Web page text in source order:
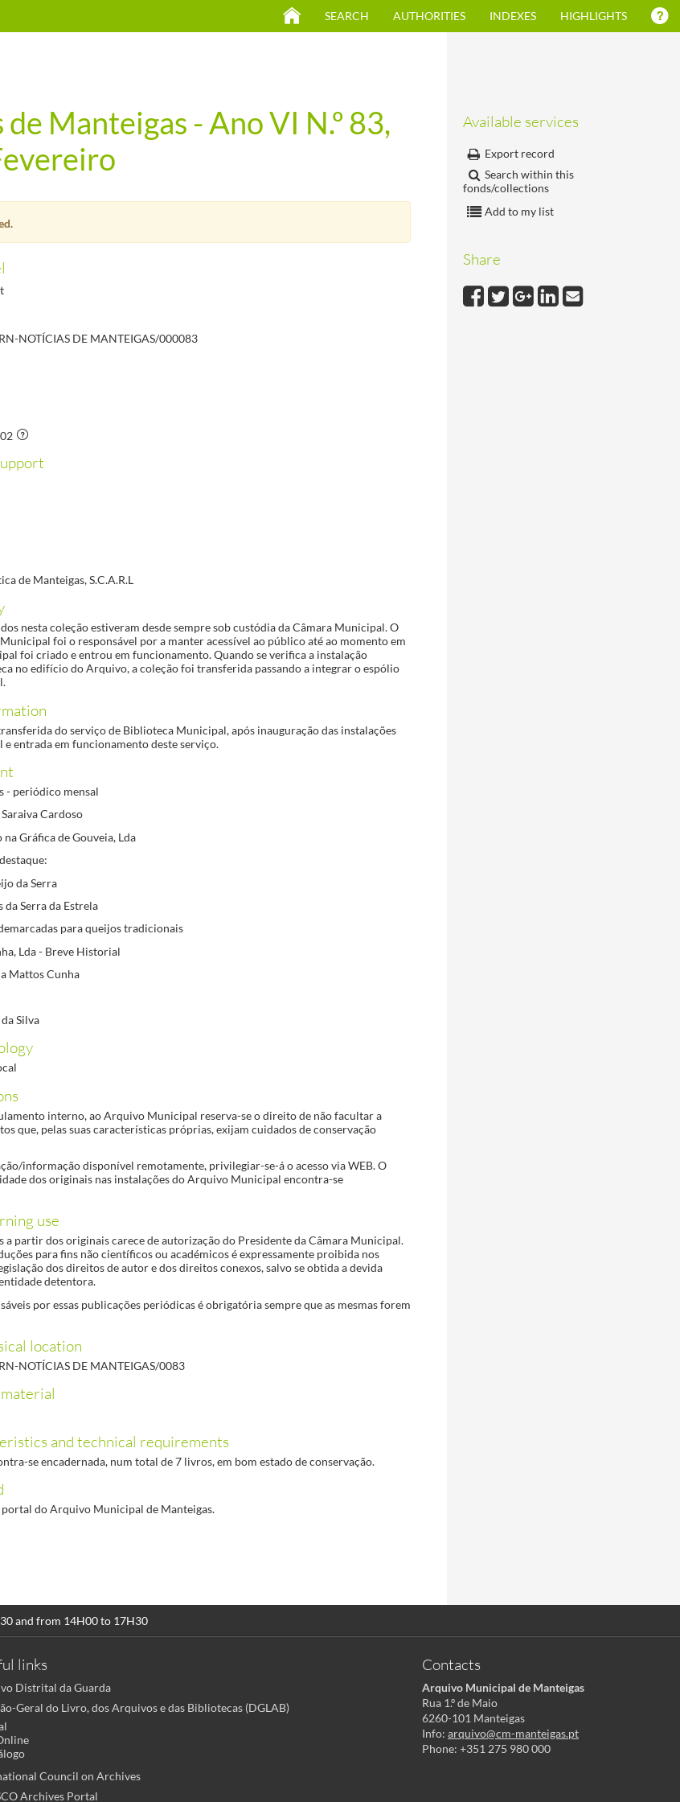
SEARCH AUTHORITIES INDEXES HIGHLIGHTS
Available services
Export record
Search within this
fonds/collections
Add to my list
Share
Manteigas - Ano VI N.º 83,
NOTÍCIAS DE MANTEIGAS/000083
de Manteigas, S.C.A.R.L
nesta coleção estiveram desde sempre sob custódia da Câmara Municipal. O
foi o responsável por a manter acessível ao público até ao momento em
foi criado e entrou em funcionamento. Quando se verifica a instalação
no edifício do Arquivo, a coleção foi transferida passando a integrar o espólio
do serviço de Biblioteca Municipal, após inauguração das instalações
entrada em funcionamento deste serviço.
- periódico mensal
Cardoso
Gráfica de Gouveia, Lda
da Serra
da Serra da Estrela
para queijos tradicionais
Lda - Breve Historial
Mattos Cunha
Silva
interno, ao Arquivo Municipal reserva-se o direito de não facultar a
que, pelas suas características próprias, exijam cuidados de conservação
informação disponível remotamente, privilegiar-se-á o acesso via WEB. O
dos originais nas instalações do Arquivo Municipal encontra-se
use
a partir dos originais carece de autorização do Presidente da Câmara Municipal.
para fins não científicos ou académicos é expressamente proibida nos
dos direitos de autor e dos direitos conexos, salvo se obtida a devida
detentora.
por essas publicações periódicas é obrigatória sempre que as mesmas forem
location
NOTÍCIAS DE MANTEIGAS/0083
and technical requirements
se encadernada, num total de 7 livros, em bom estado de conservação.
do Arquivo Municipal de Manteigas.
and from 14H00 to 17H30
links
Distrital da Guarda
Geral do Livro, dos Arquivos e das Bibliotecas (DGLAB)
Council on Archives
Archives Portal
Contacts
Arquivo Municipal de Manteigas
Rua 1.º de Maio
6260-101 Manteigas
Info: arquivo@cm-manteigas.pt
Phone: +351 275 980 000